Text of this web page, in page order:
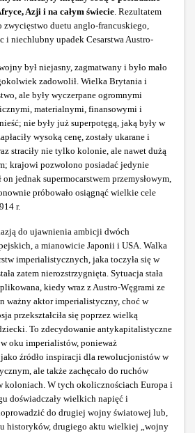
Azji i na całym świecie. Rezultatem
duetu anglo-francuskiego,
i niechlubny upadek Cesarstwa Austro-
był niejasny, zagmatwany i było mało
zadowolił. Wielka Brytania i
ale były wyczerpane ogromnymi
materialnymi, finansowymi i
nie były już superpotęgą, jaką były w
wysoką cenę, zostały ukarane i
straciły nie tylko kolonie, ale nawet dużą
krajowi pozwolono posiadać jedynie
jednak supermocarstwem przemysłowym,
próbowało osiągnąć wielkie cele
r.
do ujawnienia ambicji dwóch
a mianowicie Japonii i USA. Walka
imperialistycznych, jaka toczyła się w
zatem nierozstrzygnięta. Sytuacja stała
kiedy wraz z Austro-Węgrami ze
ważny aktor imperialistyczny, choć w
przekształciła się poprzez wielką
To zdecydowanie antykapitalistyczne
w oku imperialistów, ponieważ
źródło inspiracji dla rewolucjonistów w
ale także zachęcało do ruchów
koloniach. W tych okolicznościach Europa i
doświadczały wielkich napięć i
do drugiej wojny światowej lub,
historyków, drugiego aktu wielkiej „wojny